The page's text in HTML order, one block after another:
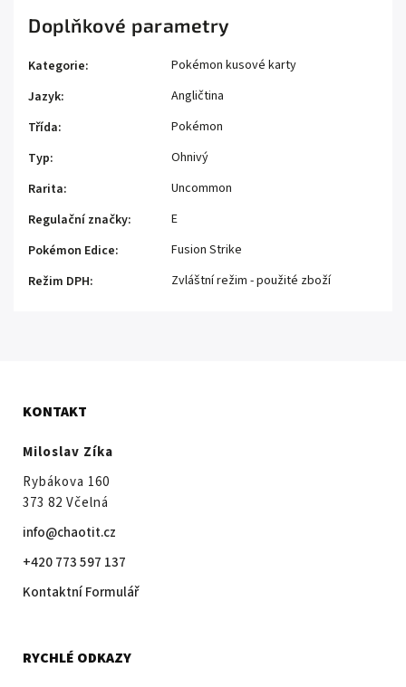
Doplňkové parametry
Kategorie:
Pokémon kusové karty
Jazyk:
Angličtina
Třída:
Pokémon
Typ:
Ohnivý
Rarita:
Uncommon
Regulační značky:
E
Pokémon Edice:
Fusion Strike
Režim DPH: Zvláštní režim - použité zboží
KONTAKT
Miloslav Zíka
Rybákova 160
373 82 Včelná
info@chaotit.cz
+420 773 597 137
Kontaktní Formulář
RYCHLÉ ODKAZY